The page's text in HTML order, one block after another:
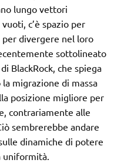
lungo vettori
c’è spazio per
divergere nel loro
sottolineato
BlackRock, che spiega
migrazione di massa
posizione migliore per
contrariamente alle
sembrerebbe andare
dinamiche di potere
uniformità.